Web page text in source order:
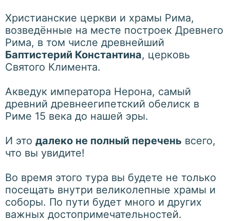
Христианские церкви и храмы Рима,
возведённые на месте построек Древнего
Рима, в том числе древнейший
Баптистерий Константина, церковь
Святого Климента.
Акведук императора Нерона, самый
древний древнеегипетский обелиск в
Риме 15 века до нашей эры.
И это далеко не полный перечень всего,
что вы увидите!
Во время этого тура вы будете не только
посещать внутри великолепные храмы и
соборы. По пути будет много и других
важных достопримечательностей.